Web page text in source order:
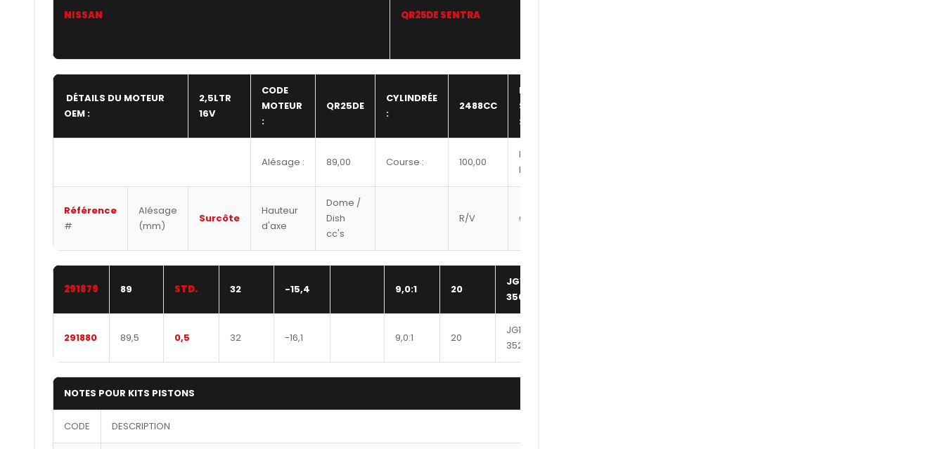
NISSAN QR25DE SENTRA
DÉTAILS DU MOTEUR
OEM :
2,5LTR
16V
CODE
MOTEUR
:
QR25DE
CYLINDRÉE
:
2488CC
NBR
SOUPAPE
:
Alésage : 89,00 Course : 100,00
Hauteur
bloc :
Référence
#
Alésage
(mm)
Surcôte
Hauteur
d'axe
Dome /
Dish
cc's
R/V Ø axe
291879 89 STD. 32 -15,4 9,0:1 20
JG1004-
3504
291880 89,5 0,5 32 -16,1 9,0:1 20
JG1004-
3524
NOTES POUR KITS PISTONS
CODE DESCRIPTION